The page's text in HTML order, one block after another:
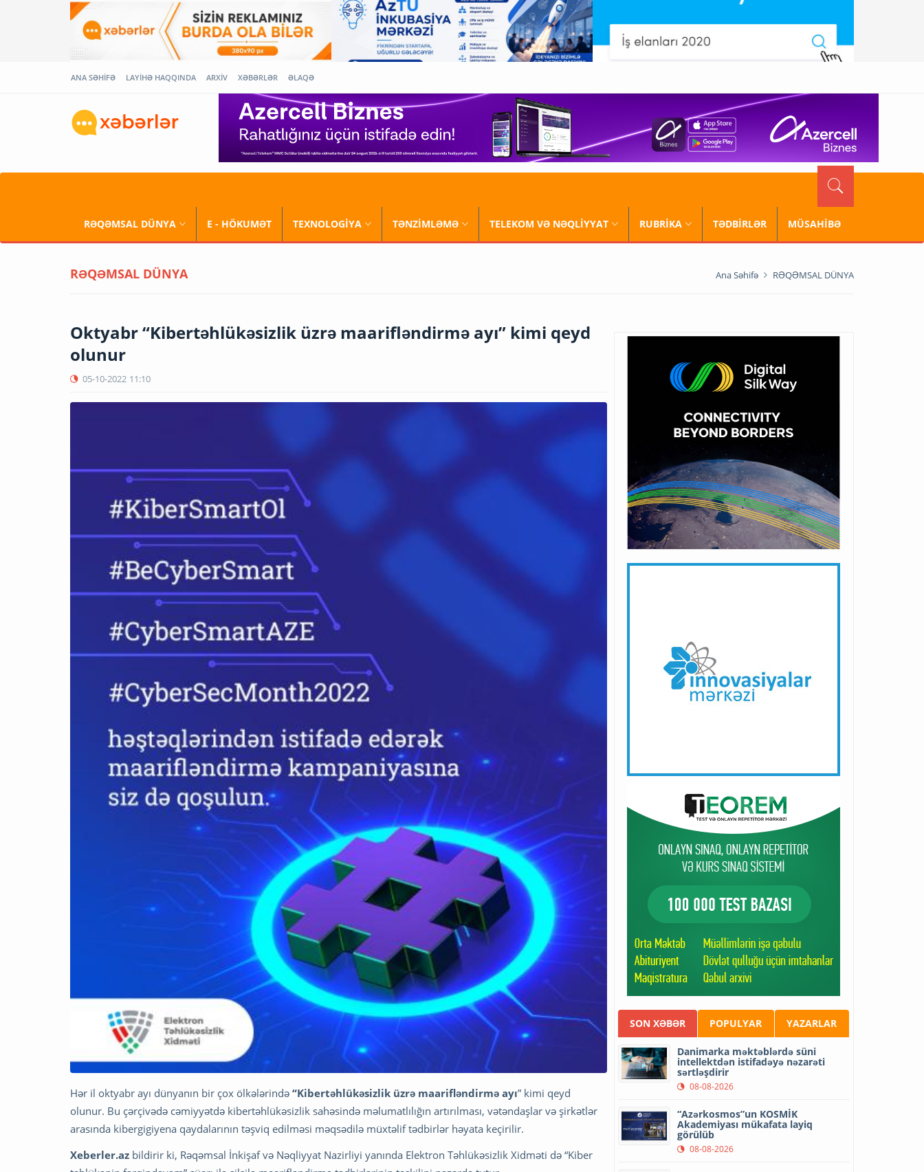
ANA SƏHİFƏ LAYİHƏ HAQQINDA ARXİV XƏBƏRLƏR ƏLAQƏ
RƏQƏMSAL DÜNYA E - HÖKUMƏT TEXNOLOGİYA TƏNZİMLƏMƏ TELEKOM VƏ NƏQLİYYAT RUBRİKA TƏDBİRLƏR MÜSAHİBƏ
RƏQƏMSAL DÜNYA Ana Səhifə RƏQƏMSAL DÜNYA
Oktyabr “Kibertəhlükəsizlik üzrə maarifləndirmə ayı” kimi qeyd
olunur
05-10-2022 11:10
Hər il oktyabr ayı dünyanın bir çox ölkələrində “Kibertəhlükəsizlik üzrə maarifləndirmə ayı” kimi qeyd
olunur. Bu çərçivədə cəmiyyətdə kibertəhlükəsizlik sahəsində məlumatlılığın artırılması, vətəndaşlar və şirkətlər
arasında kibergigiyena qaydalarının təşviq edilməsi məqsədilə müxtəlif tədbirlər həyata keçirilir.
Xeberler.az bildirir ki, Rəqəmsal İnkişaf və Nəqliyyat Nazirliyi yanında Elektron Təhlükəsizlik Xidməti də “Kiber
SON XƏBƏR POPULYAR YAZARLAR
Danimarka məktəblərdə süni
intellektdən istifadəyə nəzarəti
sərtləşdirir
08-08-2026
“Azərkosmos”un KOSMİK
Akademiyası mükafata layiq
görülüb
08-08-2026